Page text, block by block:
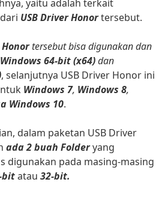
yaitu adalah terkait
dari USB Driver Honortersebut.
Honortersebut bisa digunakan dan
64-bit (x64)dan
, selanjutnya USB Driver Honor ini
Windows 7, Windows 8,
Windows 10.
dalam paketan USB Driver
ada 2 buah Folderyang
digunakan pada masing-masing
bitatau 32-bit.